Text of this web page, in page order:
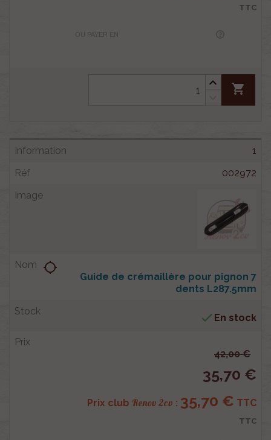
TTC
OU PAYER EN
shopping_cart
1
002972
Guide de crémaillère pour pignon 7
dents L287.5mm
location_searching
 En stock
42,00 €
35,70 €
Prix club Renov 2cv : 35,70 € TTC
TTC